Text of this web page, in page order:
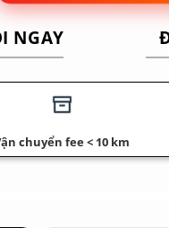
NGAY
chuyển fee < 10 km